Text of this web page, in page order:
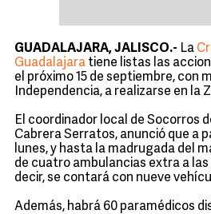
GUADALAJARA, JALISCO.- La
Guadalajara tiene listas las
el próximo 15 de septiembre, con
Independencia, a realizarse en la
El coordinador local de Socorros
Cabrera Serratos, anunció que a
lunes, y hasta la madrugada del
de cuatro ambulancias extra a
decir, se contará con nueve
Además, habrá 60 paramédicos